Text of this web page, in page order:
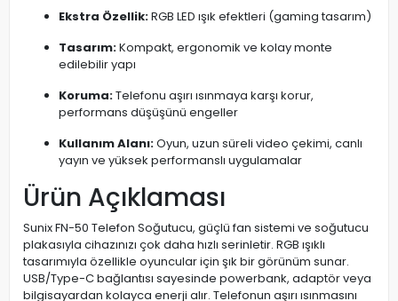
Ekstra Özellik:RGB LED ışık efektleri (gaming tasarım)
Tasarım:Kompakt, ergonomik ve kolay monte
edilebilir yapı
Koruma:Telefonu aşırı ısınmaya karşı korur,
performans düşüşünü engeller
Kullanım Alanı:Oyun, uzun süreli video çekimi, canlı
yayın ve yüksek performanslı uygulamalar
Ürün Açıklaması
Sunix FN-50 Telefon Soğutucu, güçlü fan sistemi ve soğutucu
plakasıyla cihazınızı çok daha hızlı serinletir. RGB ışıklı
tasarımıyla özellikle oyuncular için şık bir görünüm sunar.
USB/Type-C bağlantısı sayesinde powerbank, adaptör veya
bilgisayardan kolayca enerji alır. Telefonun aşırı ısınmasını